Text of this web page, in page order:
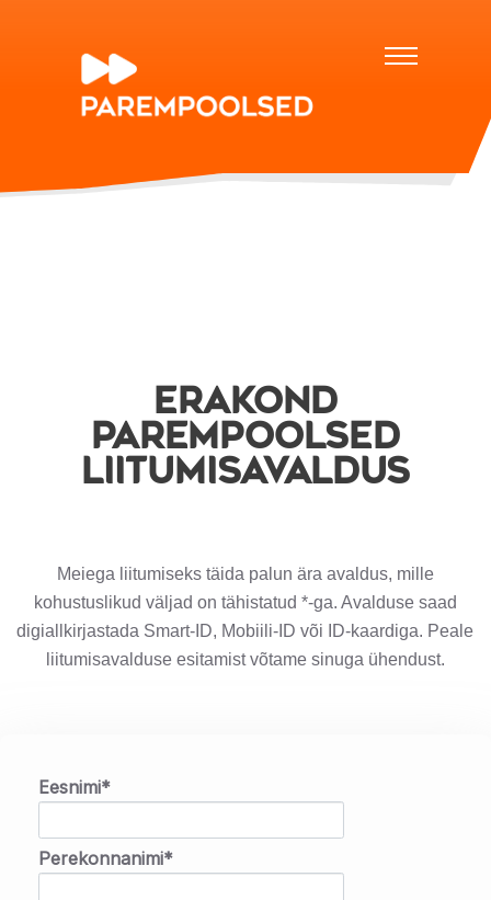
ERAKOND
PAREMPOOLSED
LIITUMISAVALDUS
Meiega liitumiseks täida palun ära avaldus, mille
kohustuslikud väljad on tähistatud *-ga. Avalduse saad
digiallkirjastada Smart-ID, Mobiili-ID või ID-kaardiga. Peale
liitumisavalduse esitamist võtame sinuga ühendust.
Eesnimi*
Perekonnanimi*